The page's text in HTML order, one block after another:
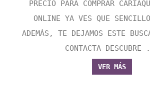
PRECIO PARA COMPRAR
ONLINE YA VES QUE
ADEMÁS, TE DEJAMOS ESTE
CONTACTA
VER MÁS